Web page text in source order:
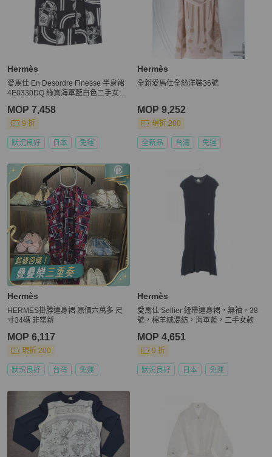
Hermès
愛馬仕 En Desordre Finesse 半身裙
4E0330DQ 絲質海軍藍白色二手女裝
MOP 7,458
9 折
狀況良好 日本 免運
Hermès
全新愛馬仕全絲洋裝36號
MOP 9,252
現折 200
全新品 台灣 免運
Hermès
HERMES掛脖連身裙 原價六萬多 尺
寸34碼 非常新
MOP 6,117
現折 200
狀況良好 台灣 免運
Hermès
愛馬仕 Sellier 紐帶連身裙，無袖，38
號，棉羊絨混紡，海軍藍，二手女款
MOP 4,651
9 折
狀況良好 日本 免運